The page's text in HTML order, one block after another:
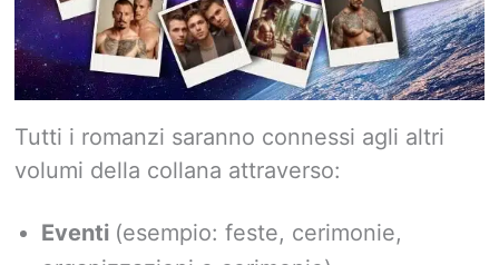
Tutti i romanzi saranno connessi agli altri
volumi della collana attraverso:
Eventi (esempio: feste, cerimonie,